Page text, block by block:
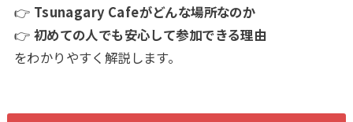
👉 Tsunagary Cafeがどんな場所なのか
👉 初めての人でも安心して参加できる理由
をわかりやすく解説します。